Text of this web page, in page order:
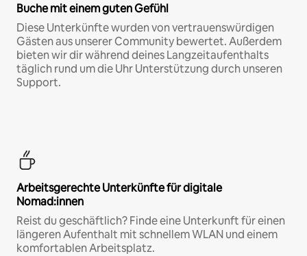
Buche mit einem guten Gefühl
Diese Unterkünfte wurden von vertrauenswürdigen
Gästen aus unserer Community bewertet. Außerdem
bieten wir dir während deines Langzeitaufenthalts
täglich rund um die Uhr Unterstützung durch unseren
Support.
Arbeitsgerechte Unterkünfte für digitale
Nomad:innen
Reist du geschäftlich? Finde eine Unterkunft für einen
längeren Aufenthalt mit schnellem WLAN und einem
komfortablen Arbeitsplatz.